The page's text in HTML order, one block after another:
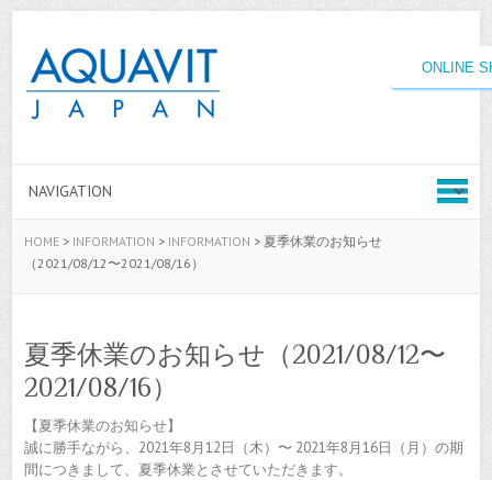
ONLINE
HOME> INFORMATION > INFORMATION > 夏季休業のお知らせ
（2021/08/12〜2021/08/16）
夏季休業のお知らせ（2021/08/12〜
2021/08/16）
【夏季休業のお知らせ】
誠に勝手ながら、2021年8月12日（木）〜 2021年8月16日（月）の期
間につきまして、夏季休業とさせていただきます。